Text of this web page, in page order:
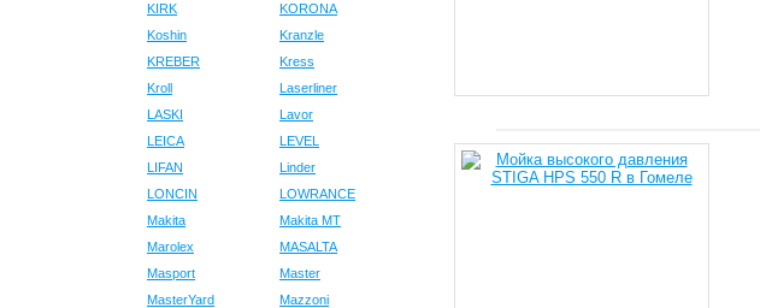
KIRK
KORONA
Koshin
Kranzle
KREBER
Kress
Kroll
Laserliner
LASKI
Lavor
LEICA
LEVEL
LIFAN
Linder
LONCIN
LOWRANCE
Makita
Makita MT
Marolex
MASALTA
Masport
Master
MasterYard
Mazzoni